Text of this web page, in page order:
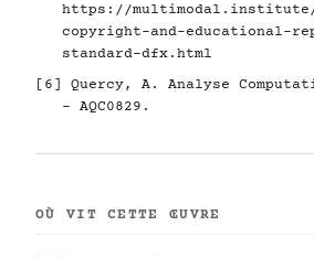
https://multimodal.institute/
copyright-and-educational-
standard-dfx.html
[6]
Quercy, A. Analyse
- AQC0829.
OÙ VIT CETTE ŒUVRE